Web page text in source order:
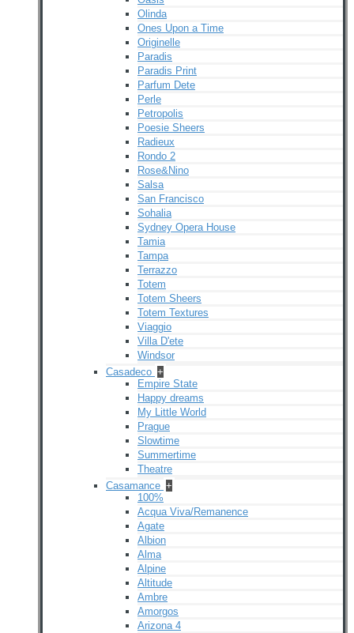
Olinda
Ones Upon a Time
Originelle
Paradis
Paradis Print
Parfum Dete
Perle
Petropolis
Poesie Sheers
Radieux
Rondo 2
Rose&Nino
Salsa
San Francisco
Sohalia
Sydney Opera House
Tamia
Tampa
Terrazzo
Totem
Totem Sheers
Totem Textures
Viaggio
Villa D'ete
Windsor
Casadeco +
Empire State
Happy dreams
My Little World
Prague
Slowtime
Summertime
Theatre
Casamance +
100%
Acqua Viva/Remanence
Agate
Albion
Alma
Alpine
Altitude
Ambre
Amorgos
Arizona 4